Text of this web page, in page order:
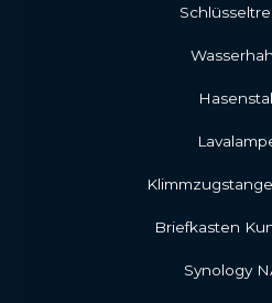
Briefkasten
Synology